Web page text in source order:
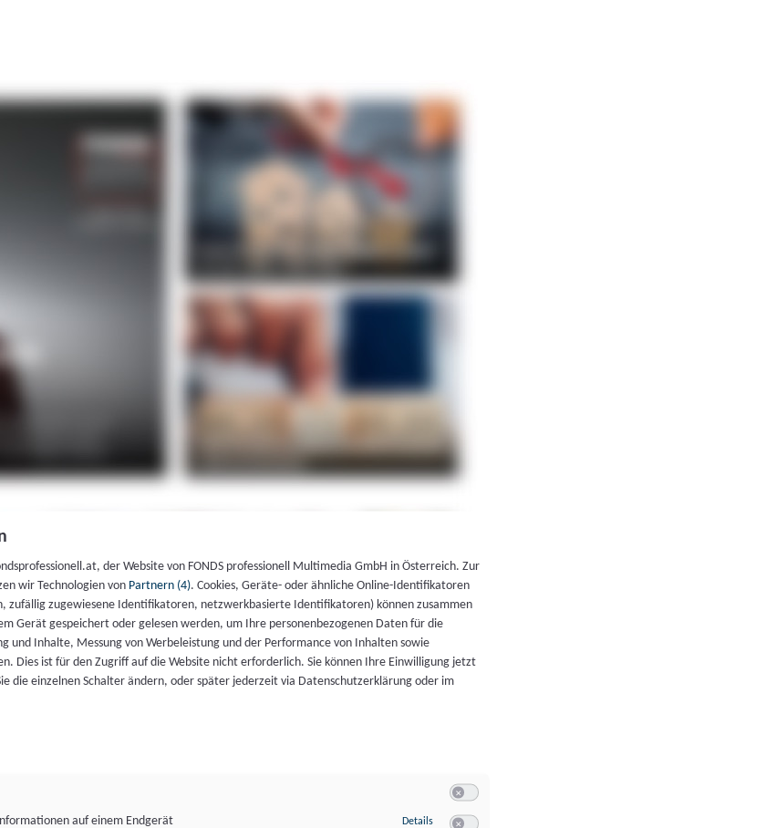
der Website von FONDS professionell Multimedia GmbH in Österreich. Zur
wir Technologien von Partnern (4). Cookies, Geräte- oder ähnliche Online-Identifikatoren
zufällig zugewiesene Identifikatoren, netzwerkbasierte Identifikatoren) können zusammen
Gerät gespeichert oder gelesen werden, um Ihre personenbezogenen Daten für die
und Inhalte, Messung von Werbeleistung und der Performance von Inhalten sowie
Dies ist für den Zugriff auf die Website nicht erforderlich. Sie können Ihre Einwilligung jetzt
die einzelnen Schalter ändern, oder später jederzeit via Datenschutzerklärung oder im
auf einem Endgerät
Details zu Speichern von oder Zugriff auf Informationen auf einem Endgerät